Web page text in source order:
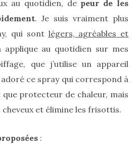
au quotidien, de peur de les
. Je suis vraiment plus
qui sont légers, agréables et
applique au quotidien sur mes
que j’utilise un appareil
adoré ce spray qui correspond à
protecteur de chaleur, mais
cheveux et élimine les frisottis.
: